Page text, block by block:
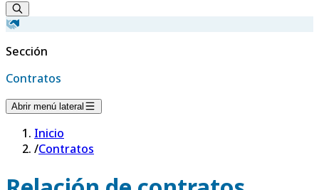
Sección
Contratos
Abrir menú lateral
Inicio
/Contratos